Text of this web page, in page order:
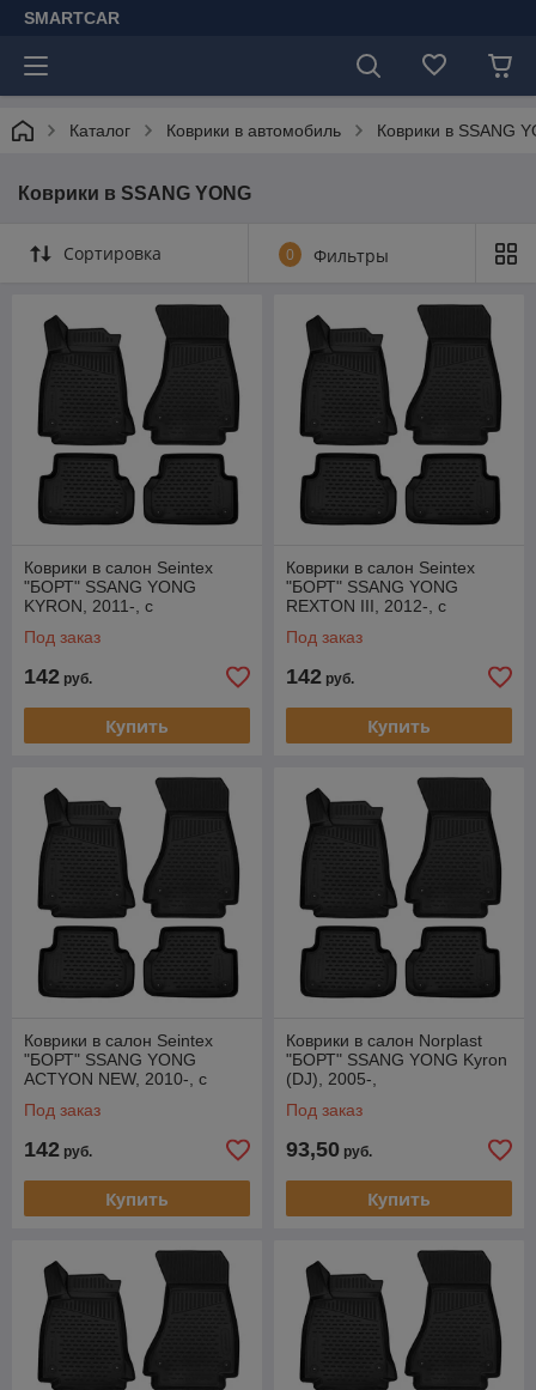
SMARTCAR
Каталог Коврики в автомобиль Коврики в SSANG
Коврики в SSANG YONG
Сортировка 0 Фильтры
Коврики в салон Seintex
"БОРТ" SSANG YONG
KYRON, 2011-, с
Под заказ
142 руб.
Купить
Коврики в салон Seintex
"БОРТ" SSANG YONG
REXTON III, 2012-, с
Под заказ
142 руб.
Купить
Коврики в салон Seintex
"БОРТ" SSANG YONG
ACTYON NEW, 2010-, с
Под заказ
142 руб.
Купить
Коврики в салон Norplast
"БОРТ" SSANG YONG Kyron
(DJ), 2005-,
Под заказ
93,50 руб.
Купить